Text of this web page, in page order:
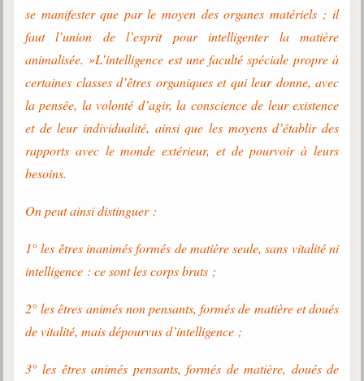
se manifester que par le moyen des organes matériels ; il
faut l’union de l’esprit pour intelligenter la matière
animalisée. »L’intelligence est une faculté spéciale propre à
certaines classes d’êtres organiques et qui leur donne, avec
la pensée, la volonté d’agir, la conscience de leur existence
et de leur individualité, ainsi que les moyens d’établir des
rapports avec le monde extérieur, et de pourvoir à leurs
besoins.
On peut ainsi distinguer :
1° les êtres inanimés formés de matière seule, sans vitalité ni
intelligence : ce sont les corps bruts ;
2° les êtres animés non pensants, formés de matière et doués
de vitalité, mais dépourvus d’intelligence ;
3° les êtres animés pensants, formés de matière, doués de